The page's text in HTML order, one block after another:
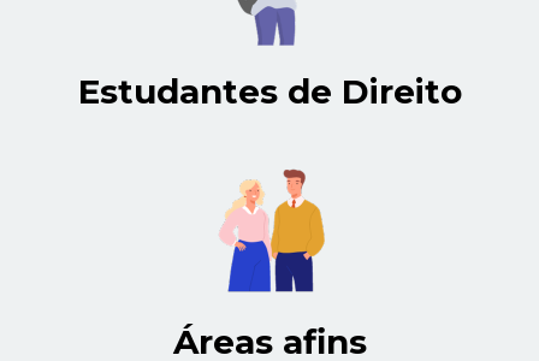
Estudantes de Direito
Áreas afins